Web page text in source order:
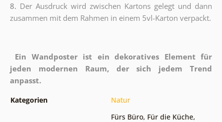
8. Der Ausdruck wird zwischen Kartons gelegt und dann
zusammen mit dem Rahmen in einem 5vl-Karton verpackt.
Ein Wandposter ist ein dekoratives Element für
jeden modernen Raum, der sich jedem Trend
anpasst.
Kategorien Natur
Fürs Büro, Für die Küche,